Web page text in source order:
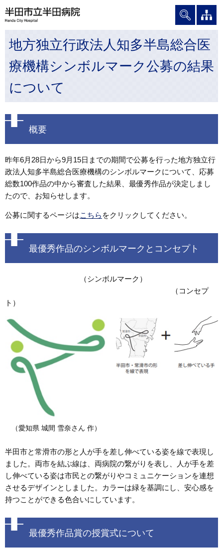
グ
ロ
ー
ー
シ
本
文
へ
ロ
ー
カ
シ
ョ
フ
ッ
タ
地方独立行政法人知多半島総合医
療機構シンボルマーク公募の結果
について
概要
昨年6月28日から9月15日までの期間で公募を行った地方独立行
政法人知多半島総合医療機構のシンボルマークについて、応募
総数100作品の中から審査した結果、最優秀作品が決定しまし
たので、お知らせします。
公募に関するページはこちら をクリックしてください。
最優秀作品のシンボルマークとコンセプト
（シンボルマーク）
（コンセプ
ト）
（愛知県 城間 雪奈さん 作）
半田市と常滑市の形と人が手を差し伸べている姿を線で表現し
ました。両市を結ぶ線は、両病院の繋がりを表し、人が手を差
し伸べている姿は市民との繋がりやコミュニケーションを連想
させるデザインとしました。カラーは緑を基調にし、安心感を
持つことができる色合いにしています。
最優秀作品賞の授賞式について